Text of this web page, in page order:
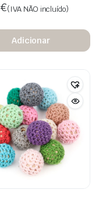
€(IVA NÃO incluído)
Adicionar